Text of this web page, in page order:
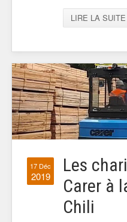
LIRE LA SUITE
17 Déc
2019
Les
Carer à
Chili